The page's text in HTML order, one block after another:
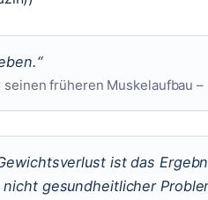
seinen früheren Muskelaufbau
ist das
gesundheitlicher